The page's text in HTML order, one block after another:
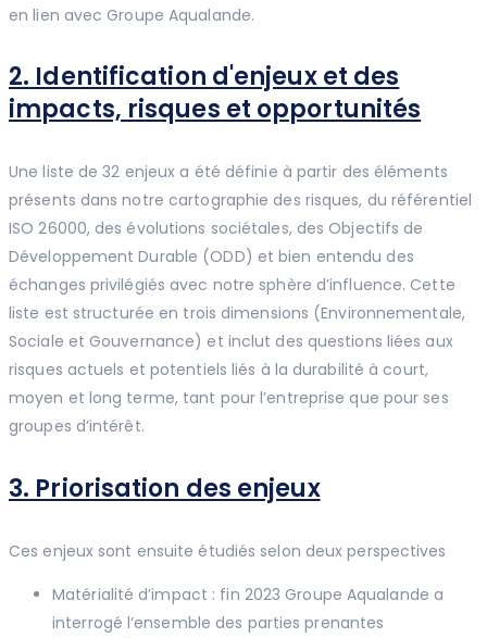
en lien avec Groupe Aqualande.
2. Identification d'enjeux et des
impacts, risques et opportunités
Une liste de 32 enjeux a été définie à partir des éléments
présents dans notre cartographie des risques, du référentiel
ISO 26000, des évolutions sociétales, des Objectifs de
Développement Durable (ODD) et bien entendu des
échanges privilégiés avec notre sphère d’influence. Cette
liste est structurée en trois dimensions (Environnementale,
Sociale et Gouvernance) et inclut des questions liées aux
risques actuels et potentiels liés à la durabilité à court,
moyen et long terme, tant pour l’entreprise que pour ses
groupes d’intérêt.
3. Priorisation des enjeux
Ces enjeux sont ensuite étudiés selon deux perspectives
Matérialité d’impact : fin 2023 Groupe Aqualande a
interrogé l’ensemble des parties prenantes